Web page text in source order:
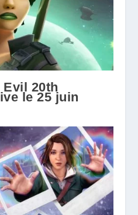
Evil 20th
le 25 juin